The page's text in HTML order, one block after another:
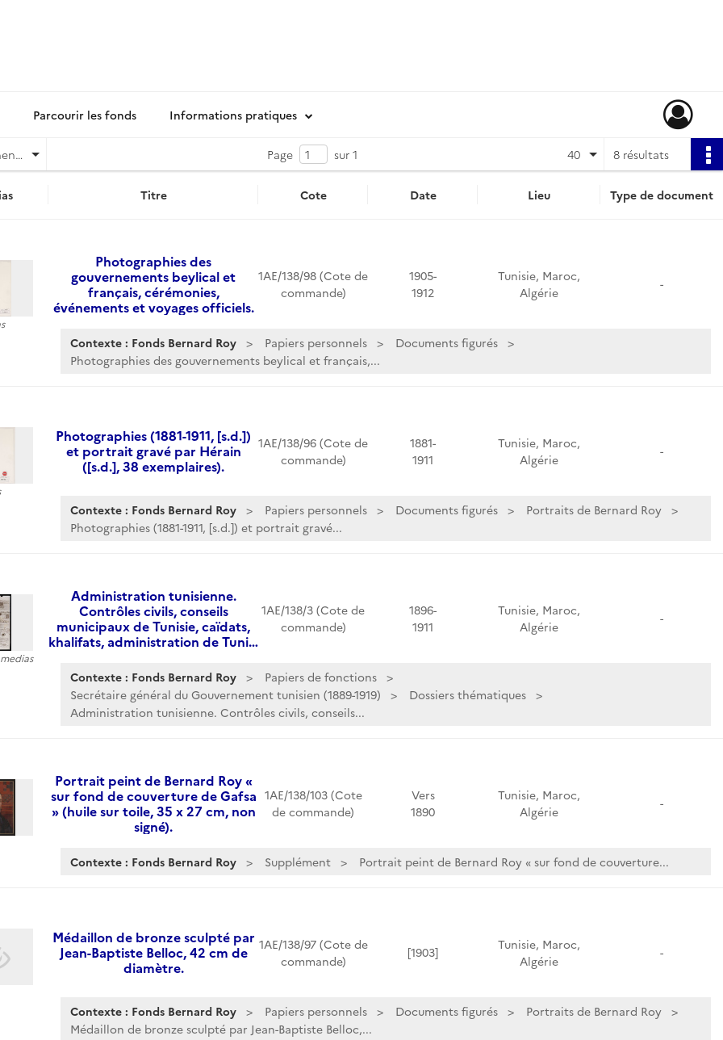
Parcourir les fonds Informations pratiques
Pertinence Page sur 1 8 résultats
40
Titre Cote Date Lieu Type de document
Photographies des
gouvernements beylical et
français, cérémonies,
événements et voyages officiels.
1AE/138/98 (Cote de
commande)
1905-
1912
Tunisie, Maroc,
Algérie
-
Contexte : Fonds Bernard Roy Papiers personnels
Documents figurés
Photographies des gouvernements beylical et français,...
Photographies (1881-1911, [s.d.])
et portrait gravé par Hérain
([s.d.], 38 exemplaires).
1AE/138/96 (Cote de
commande)
1881-
1911
Tunisie, Maroc,
Algérie
-
Contexte : Fonds Bernard Roy Papiers personnels Documents figurés
Portraits de Bernard Roy
Photographies (1881-1911, [s.d.]) et portrait gravé...
Administration tunisienne.
Contrôles civils, conseils
municipaux de Tunisie, caïdats,
khalifats, administration de Tuni…
1AE/138/3 (Cote de
commande)
1896-
1911
Tunisie, Maroc,
Algérie
-
Contexte : Fonds Bernard Roy
Papiers de fonctions
Secrétaire général du Gouvernement tunisien (1889-1919)
Dossiers thématiques
Administration tunisienne. Contrôles civils, conseils...
Portrait peint de Bernard Roy «
sur fond de couverture de Gafsa
» (huile sur toile, 35 x 27 cm, non
signé).
1AE/138/103 (Cote
de commande)
Vers
1890
Tunisie, Maroc,
Algérie
-
Contexte : Fonds Bernard Roy Supplément Portrait peint de Bernard Roy « sur fond de couverture...
Médaillon de bronze sculpté par
Jean-Baptiste Belloc, 42 cm de
diamètre.
1AE/138/97 (Cote de
commande)
[1903]
Tunisie, Maroc,
Algérie
-
Contexte : Fonds Bernard Roy Papiers personnels Documents figurés
Portraits de Bernard Roy
Médaillon de bronze sculpté par Jean-Baptiste Belloc,...